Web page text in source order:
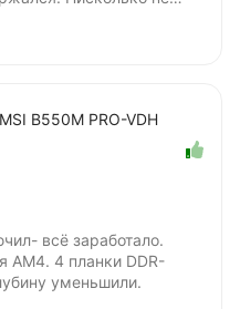
удалять для
B550M PRO-VDH
всё заработало.
4 планки DDR-
уменьшили.